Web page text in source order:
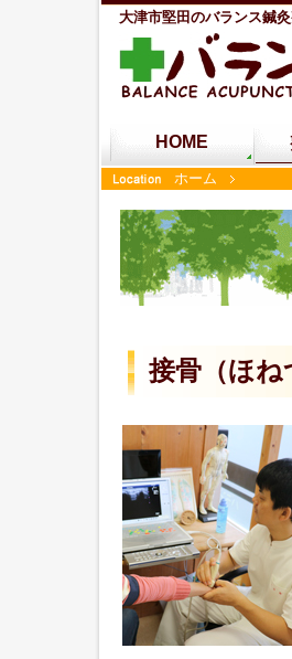
大津市堅田のバランス鍼
HOME
ホーム
接骨（ほね